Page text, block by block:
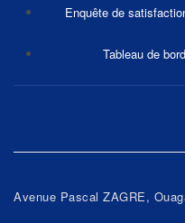
Enquête de
Tableau de
Avenue Pascal ZAGRE,